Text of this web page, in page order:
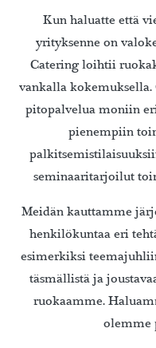
Kun haluatte että
yrityksenne on
Catering loihtii
vankalla
pitopalvelua moniin
pienempiin
seminaaritarjoilut
Meidän kauttamme
henkilökuntaa eri
esimerkiksi
täsmällistä ja
ruokaamme.
olemme